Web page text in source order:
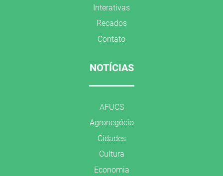
Interativas
Recados
Contato
NOTÍCIAS
AFUCS
Agronegócio
Cidades
Cultura
Economia